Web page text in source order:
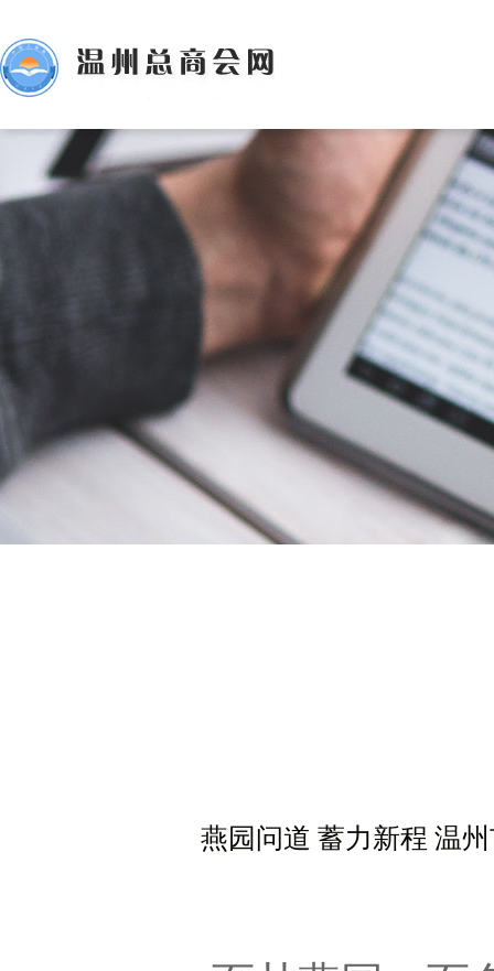
燕园问道 蓄力新程 温